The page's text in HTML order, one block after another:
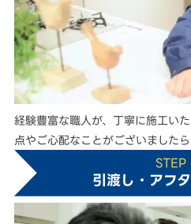
経験豊富な職人が、丁寧に施工い
点やご心配なことがございました
STEP
引渡し・アフ